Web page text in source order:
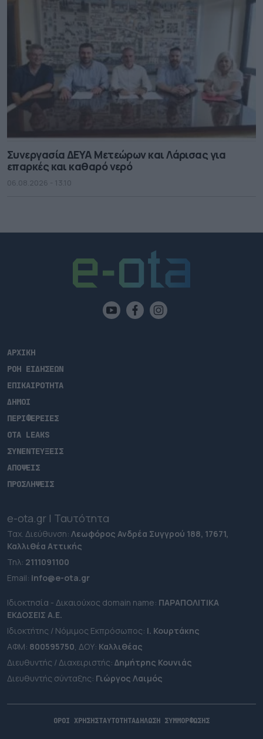
Συνεργασία ΔΕΥΑ Μετεώρων και Λάρισας για
επαρκές και καθαρό νερό
06.08.2026 - 13.10
ΑΡΧΙΚΗ
ΡΟΗ ΕΙΔΗΣΕΩΝ
ΕΠΙΚΑΙΡΟΤΗΤΑ
ΔΗΜΟΙ
ΠΕΡΙΦΕΡΕΙΕΣ
OTA LEAKS
ΣΥΝΕΝΤΕΥΞΕΙΣ
ΑΠΟΨΕΙΣ
ΠΡΟΣΛΗΨΕΙΣ
e-ota.gr | Ταυτότητα
Ταχ. Διεύθυνση: Λεωφόρος Ανδρέα Συγγρού 188, 17671,
Καλλιθέα Αττικής
Τηλ: 2111091100
Εmail: info@e-ota.gr
Ιδιοκτησία - Δικαιούχος domain name: ΠΑΡΑΠΟΛΙΤΙΚΑ
ΕΚΔΟΣΕΙΣ A.E.
Ιδιοκτήτης / Νόμιμος Εκπρόσωπος: Ι. Κουρτάκης
ΑΦΜ: 800595750, ΔΟΥ: Καλλιθέας
Διευθυντής / Διαχειριστής: Δημήτρης Κουνιάς
Διευθυντής σύνταξης: Γιώργος Λαιμός
ΟΡΟΙ ΧΡΗΣΗΣΤΑΥΤΟΤΗΤΑΔΗΛΩΣΗ ΣΥΜΜΟΡΦΩΣΗΣ